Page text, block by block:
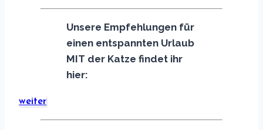
Unsere Empfehlungen für
einen entspannten Urlaub
MIT der Katze findet ihr
hier:
weiter